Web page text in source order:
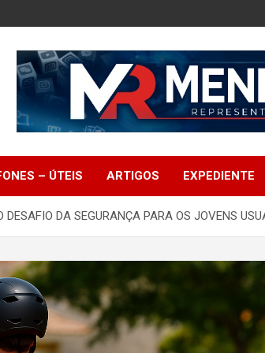
– ÚTEIS ARTIGOS EXPEDIENTE
DESAFIO DA SEGURANÇA PARA OS JOVENS